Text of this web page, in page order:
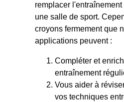
remplacer
une salle de sport.
croyons fermement que
applications peuvent :
Compléter et
entraînement
Vous aider à
vos techniques